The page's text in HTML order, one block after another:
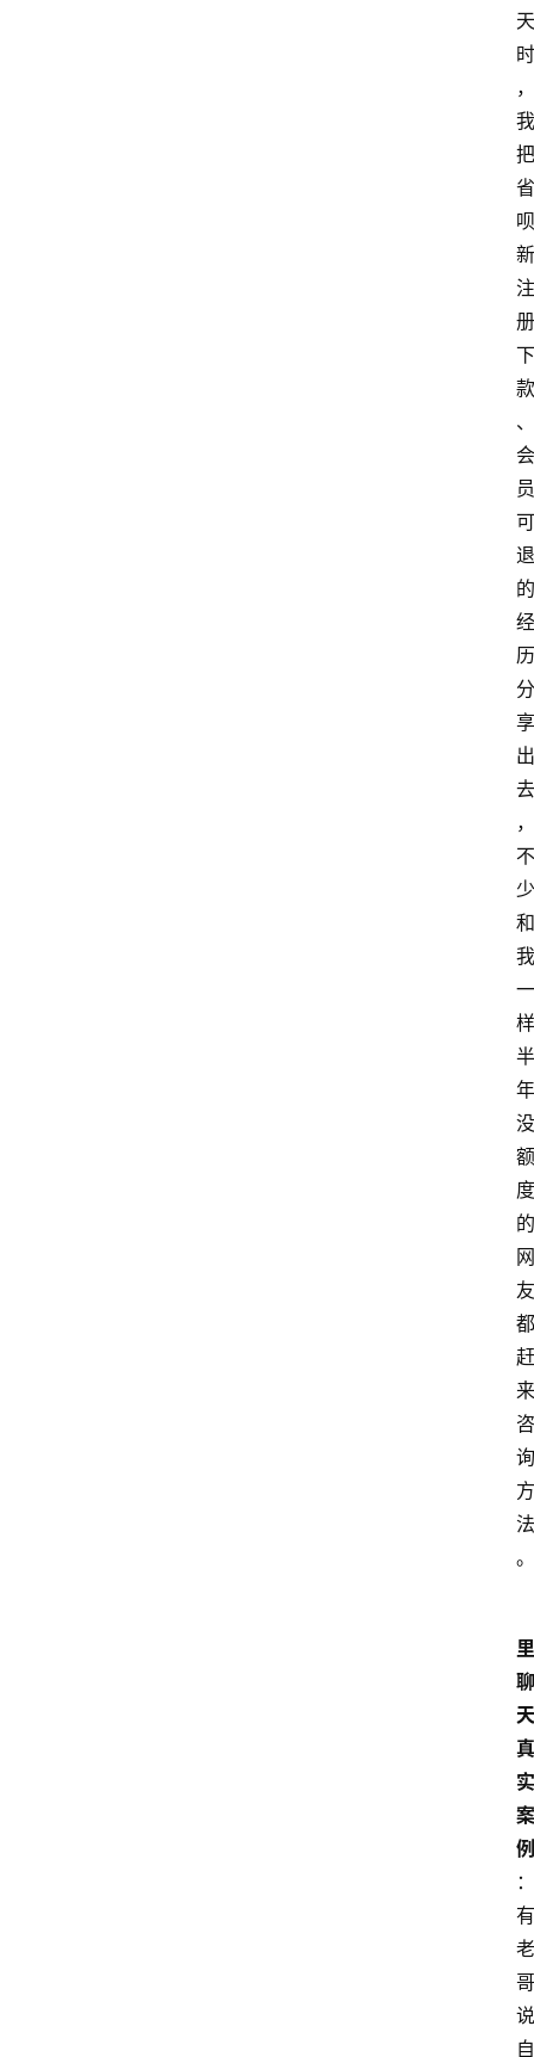
天
时
，
我
把
省
呗
新
注
册
下
款
、
会
员
可
退
的
经
历
分
享
出
去
，
不
少
和
我
一
样
半
年
没
额
度
的
网
友
都
赶
来
咨
询
方
法
。
里
聊
天
真
实
案
例
：
有
老
哥
说
自